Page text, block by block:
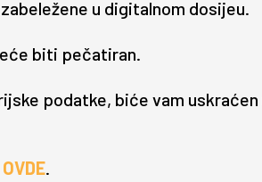
u digitalnom dosijeu.
biti pečatiran.
podatke, biće vam uskraćen
OVDE.